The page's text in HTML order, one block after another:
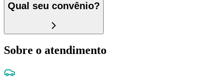
Qual seu convênio?
Sobre o atendimento